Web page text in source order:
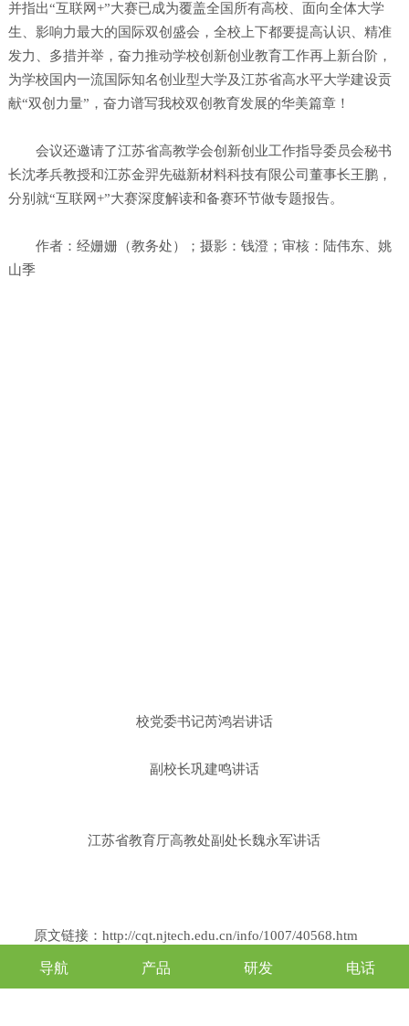
并指出“互联网+”大赛已成为覆盖全国所有高校、面向全体大学
生、影响力最大的国际双创盛会，全校上下都要提高认识、精准
发力、多措并举，奋力推动学校创新创业教育工作再上新台阶，
为学校国内一流国际知名创业型大学及江苏省高水平大学建设贡
献“双创力量”，奋力谱写我校双创教育发展的华美篇章！
会议还邀请了江苏省高教学会创新创业工作指导委员会秘书
长沈孝兵教授和江苏金羿先磁新材料科技有限公司董事长王鹏，
分别就“互联网+”大赛深度解读和备赛环节做专题报告。
作者：经姗姗（教务处）；摄影：钱澄；审核：陆伟东、姚
山季
校党委书记芮鸿岩讲话
副校长巩建鸣讲话
江苏省教育厅高教处副处长魏永军讲话
原文链接： http://cqt.njtech.edu.cn/info/1007/40568.htm
导航 产品 研发 电话